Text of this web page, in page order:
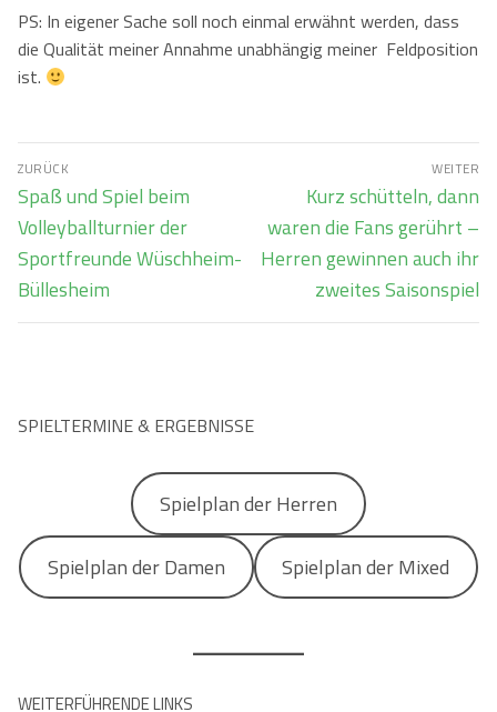
PS: In eigener Sache soll noch einmal erwähnt werden, dass
die Qualität meiner Annahme unabhängig meiner Feldposition
ist.
Beitragsnavigation
ZURÜCK
Vorheriger
Beitrag:
Spaß und Spiel beim
Volleyballturnier der
Sportfreunde Wüschheim-
Büllesheim
WEITER
Nächster
Beitrag:
Kurz schütteln, dann
waren die Fans gerührt –
Herren gewinnen auch ihr
zweites Saisonspiel
SPIELTERMINE & ERGEBNISSE
Spielplan der Herren
Spielplan der Damen Spielplan der Mixed
WEITERFÜHRENDE LINKS